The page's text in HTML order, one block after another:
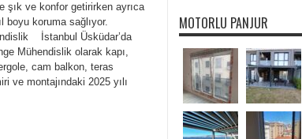
şık ve konfor getirirken ayrıca
boyu koruma sağlıyor.
İstanbul Üsküdar’da
Mühendislik olarak kapı,
cam balkon, teras
ve montajındaki 2025 yılı
MOTORLU PANJUR